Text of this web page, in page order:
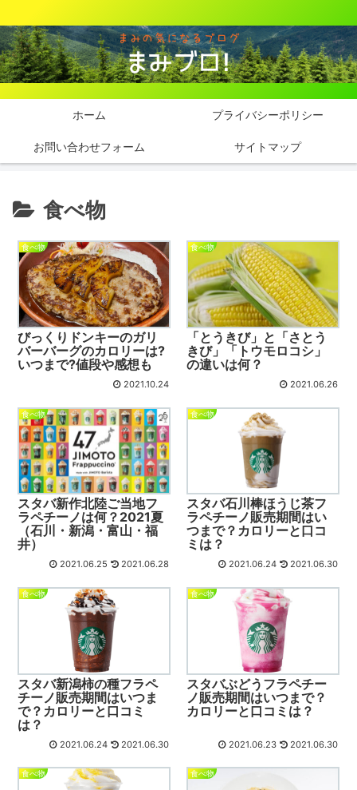
ホーム プライバシーポリシー
お問い合わせフォーム サイトマップ
食べ物
食べ物
びっくりドンキーのガリ
バーバーグのカロリーは?
いつまで?値段や感想も
2021.10.24
食べ物
「とうきび」と「さとう
きび」「トウモロコシ」
の違いは何？
2021.06.26
食べ物
スタバ新作北陸ご当地フ
ラペチーノは何？2021夏
（石川・新潟・富山・福
井）
2021.06.25 2021.06.28
食べ物
スタバ石川棒ほうじ茶フ
ラペチーノ販売期間はい
つまで？カロリーと口コ
ミは？
2021.06.24 2021.06.30
食べ物
スタバ新潟柿の種フラペ
チーノ販売期間はいつま
で？カロリーと口コミ
は？
2021.06.24 2021.06.30
食べ物
スタバぶどうフラペチー
ノ販売期間はいつまで？
カロリーと口コミは？
2021.06.23 2021.06.30
食べ物 食べ物